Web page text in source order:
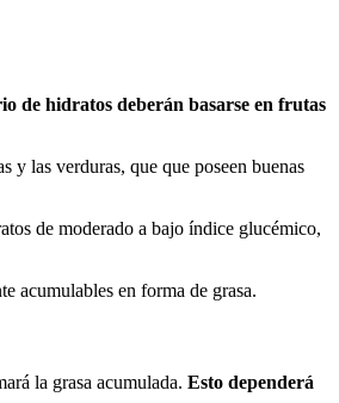
de hidratos deberán basarse en frutas
y las verduras, que que poseen buenas
de moderado a bajo índice glucémico,
acumulables en forma de grasa.
la grasa acumulada. Esto dependerá